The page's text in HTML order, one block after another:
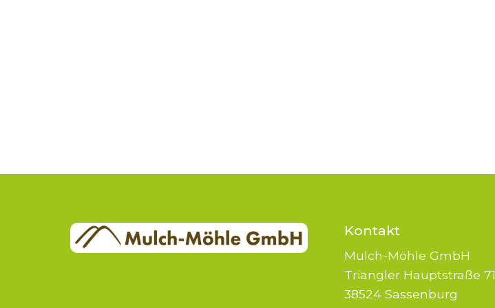
Kontakt
Mulch-Möhle GmbH
Triangler Hauptstraße 71
38524 Sassenburg